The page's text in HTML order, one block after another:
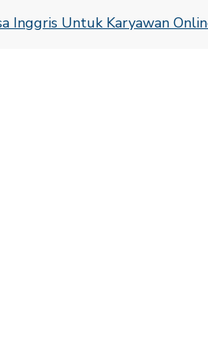
Inggris Untuk Karyawan